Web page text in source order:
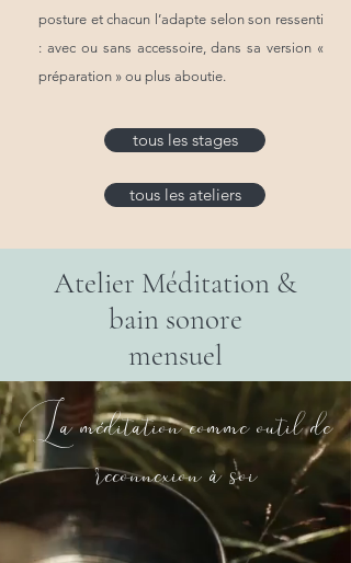
posture et chacun l’adapte selon son ressenti
: avec ou sans accessoire, dans sa version «
préparation » ou plus aboutie.
tous les stages
tous les ateliers
Atelier Méditation &
bain sonore
mensuel
La méditation comme outil de
reconnexion à soi